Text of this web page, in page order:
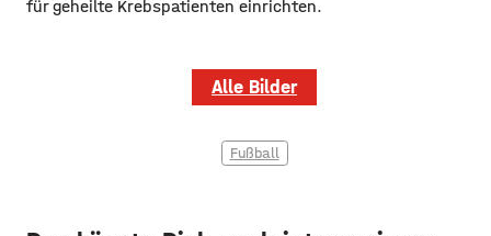
für geheilte Krebspatienten einrichten.
Alle Bilder
Fußball